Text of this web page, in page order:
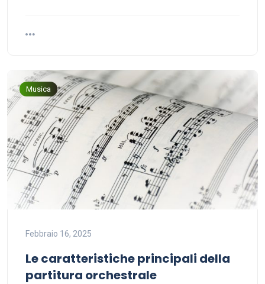
Musica
Febbraio 16, 2025
Le caratteristiche principali della
partitura orchestrale